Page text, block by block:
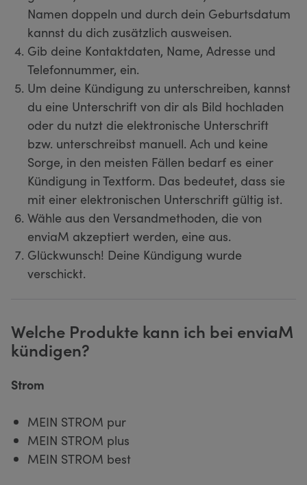
Namen doppeln und durch dein Geburtsdatum
kannst du dich zusätzlich ausweisen.
Gib deine Kontaktdaten, Name, Adresse und
Telefonnummer, ein.
Um deine Kündigung zu unterschreiben, kannst
du eine Unterschrift von dir als Bild hochladen
oder du nutzt die elektronische Unterschrift
bzw. unterschreibst manuell. Ach und keine
Sorge, in den meisten Fällen bedarf es einer
Kündigung in Textform. Das bedeutet, dass sie
mit einer elektronischen Unterschrift gültig ist.
Wähle aus den Versandmethoden, die von
enviaM akzeptiert werden, eine aus.
Glückwunsch! Deine Kündigung wurde
verschickt.
Welche Produkte kann ich bei enviaM
kündigen?
Strom
MEIN STROM pur
MEIN STROM plus
MEIN STROM best